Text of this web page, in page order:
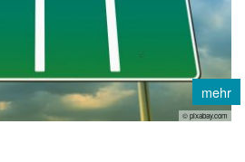
mehr
© pixabay.com